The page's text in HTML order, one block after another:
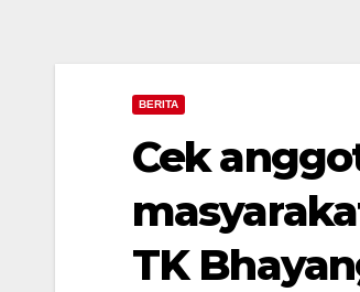
BERITA
Cek
TK